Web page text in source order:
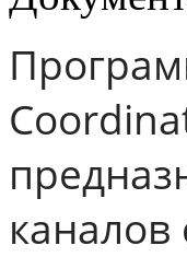
каналов